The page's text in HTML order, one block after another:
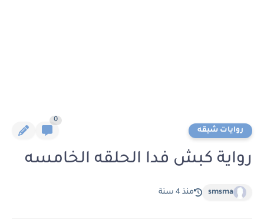
روايات شيقه
0
رواية كبش فدا الحلقه الخامسه
smsma منذ 4 سنة